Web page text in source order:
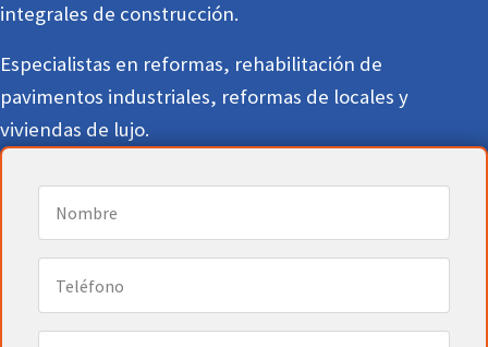
integrales de construcción.
Especialistas en reformas, rehabilitación de
pavimentos industriales, reformas de locales y
viviendas de lujo.